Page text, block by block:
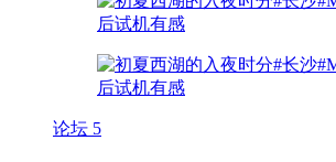
论坛 5